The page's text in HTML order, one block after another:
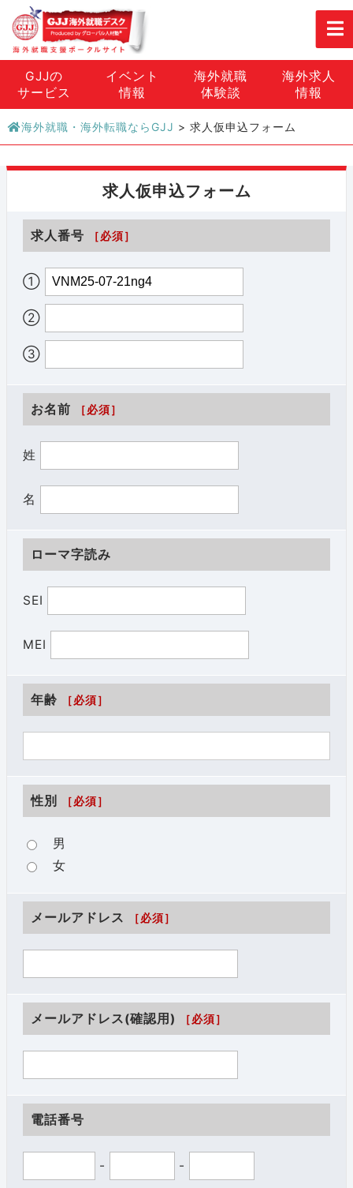
GJJの
サービス
イベント
情報
海外就職
体験談
海外求人
情報
海外就職・海外転職ならGJJ > 求人仮申込フォーム
求人仮申込フォーム
求人番号 ［必須］
①
②
③
お名前 ［必須］
姓
名
ローマ字読み
SEI
MEI
年齢 ［必須］
性別 ［必須］
男
女
メールアドレス ［必須］
メールアドレス(確認用) ［必須］
電話番号
- -